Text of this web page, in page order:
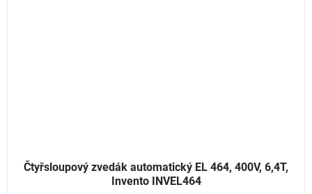
Čtyřsloupový zvedák automatický EL 464, 400V, 6,4T,
Invento INVEL464